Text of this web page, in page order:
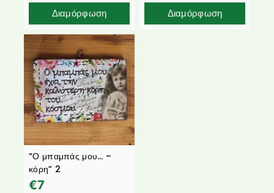
Διαμόρφωση Διαμόρφωση
“Ο μπαμπάς μου… –
κόρη” 2
€7